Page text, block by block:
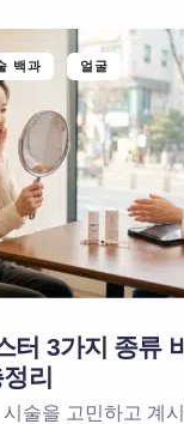
백과 얼굴
터 3가지 종류
리
술을 고민하고 계